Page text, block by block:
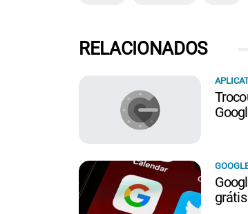
RELACIONADOS